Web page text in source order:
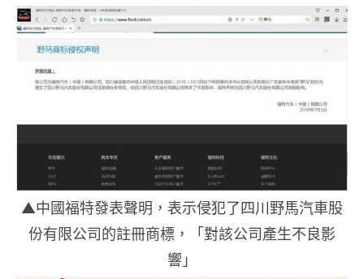
▲中國福特發表聲明，表示侵犯了四川野馬汽車股
份有限公司的註冊商標，「對該公司產生不良影
響」